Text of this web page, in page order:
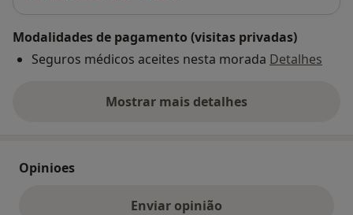
Modalidades de pagamento (visitas privadas)
Seguros médicos aceites nesta morada Detalhes
Mostrar mais detalhes
sobre o endereço
Opinioes
Enviar opinião